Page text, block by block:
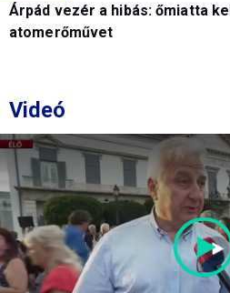
Árpád vezér a hibás: őmiatta
atomerőművet
Videó